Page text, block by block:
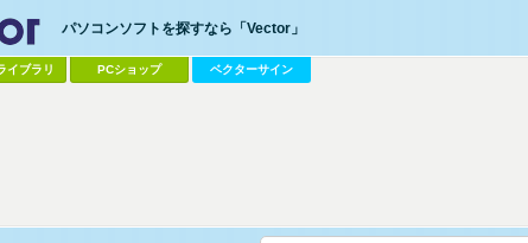
パソコンソフトを探すなら「Vector」
イブラリ PCショップ ベクターサイン